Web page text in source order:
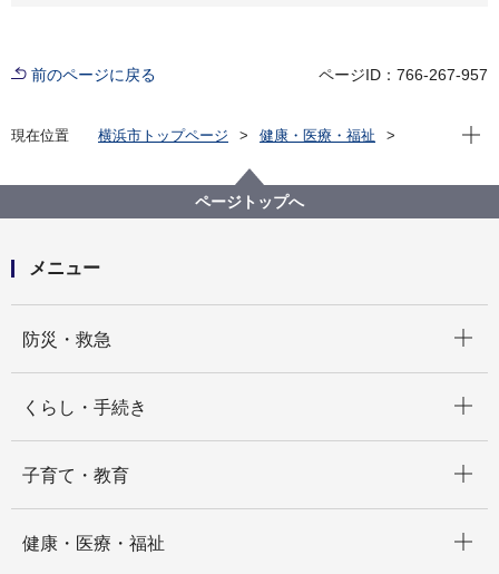
前のページに戻る ページID：766-267-957
現在位置 横浜市トップページ
健康・医療・福祉
市内公共施設等バリアフリー情報
西公会堂
現在
ページトップへ
メニュー
防災・救急
くらし・手続き
子育て・教育
健康・医療・福祉